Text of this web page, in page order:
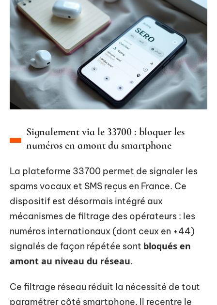
Signalement via le 33700 : bloquer les
numéros en amont du smartphone
La plateforme 33700 permet de signaler les
spams vocaux et SMS reçus en France. Ce
dispositif est désormais intégré aux
mécanismes de filtrage des opérateurs : les
numéros internationaux (dont ceux en +44)
signalés de façon répétée sont bloqués en
amont au niveau du réseau.
Ce filtrage réseau réduit la nécessité de tout
paramétrer côté smartphone. Il recentre le